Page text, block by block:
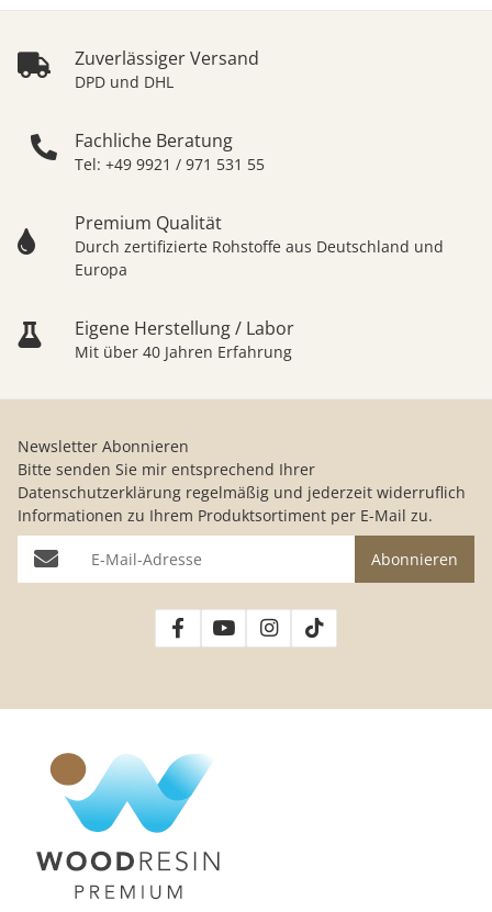
Zuverlässiger Versand
DPD und DHL
Fachliche Beratung
Tel: +49 9921 / 971 531 55
Premium Qualität
Durch zertifizierte Rohstoffe aus Deutschland und
Europa
Eigene Herstellung / Labor
Mit über 40 Jahren Erfahrung
Newsletter Abonnieren
Bitte senden Sie mir entsprechend Ihrer
Datenschutzerklärung regelmäßig und jederzeit widerruflich
Informationen zu Ihrem Produktsortiment per E-Mail zu.
E-Mail-Adresse Abonnieren